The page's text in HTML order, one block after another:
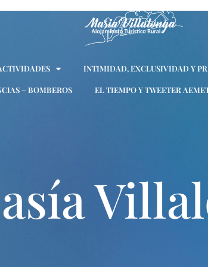
INTIMIDAD, EXCLUSIVIDAD Y
– BOMBEROS EL TIEMPO Y TWEETER